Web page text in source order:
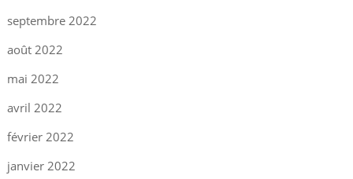
septembre 2022
août 2022
mai 2022
avril 2022
février 2022
janvier 2022